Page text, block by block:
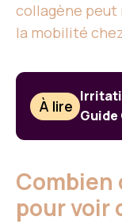
collagène peut
la mobilité
À lire
pour voir